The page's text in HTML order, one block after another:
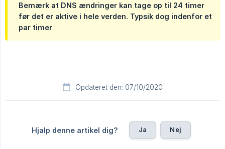
Bemærk at DNS ændringer kan tage op til 24 timer
før det er aktive i hele verden. Typsik dog indenfor et
par timer
Opdateret den: 07/10/2020
Hjalp denne artikel dig? Ja Nej